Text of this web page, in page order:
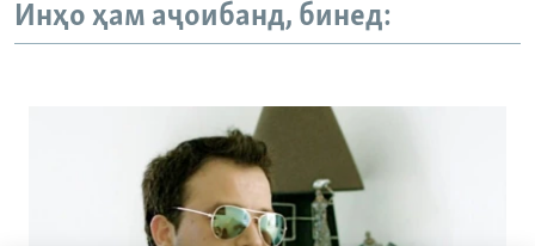
Инҳо ҳам аҷоибанд, бинед: